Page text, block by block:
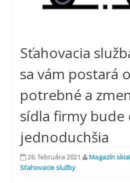
Sťahovacia
sa vám postará
potrebné a
sídla firmy bude
jednoduchšia
26. februára 2021 Magazín
Sťahovacie služby